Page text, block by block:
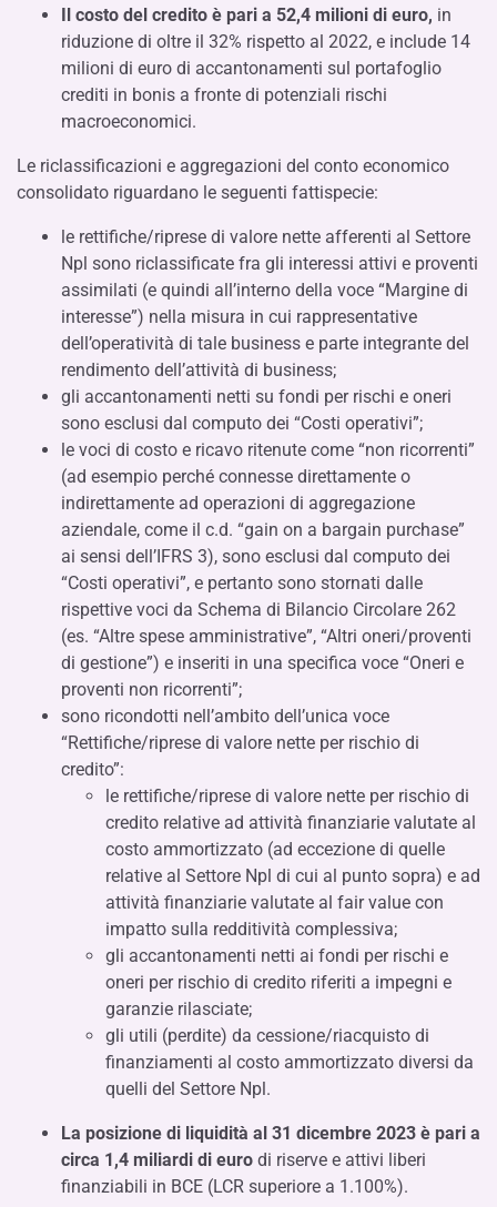
Il costo del credito è pari a 52,4 milioni di euro, in
riduzione di oltre il 32% rispetto al 2022, e include 14
milioni di euro di accantonamenti sul portafoglio
crediti in bonis a fronte di potenziali rischi
macroeconomici.
Le riclassificazioni e aggregazioni del conto economico
consolidato riguardano le seguenti fattispecie:
le rettifiche/riprese di valore nette afferenti al Settore
Npl sono riclassificate fra gli interessi attivi e proventi
assimilati (e quindi all’interno della voce “Margine di
interesse”) nella misura in cui rappresentative
dell’operatività di tale business e parte integrante del
rendimento dell’attività di business;
gli accantonamenti netti su fondi per rischi e oneri
sono esclusi dal computo dei “Costi operativi”;
le voci di costo e ricavo ritenute come “non ricorrenti”
(ad esempio perché connesse direttamente o
indirettamente ad operazioni di aggregazione
aziendale, come il c.d. “gain on a bargain purchase”
ai sensi dell’IFRS 3), sono esclusi dal computo dei
“Costi operativi”, e pertanto sono stornati dalle
rispettive voci da Schema di Bilancio Circolare 262
(es. “Altre spese amministrative”, “Altri oneri/proventi
di gestione”) e inseriti in una specifica voce “Oneri e
proventi non ricorrenti”;
sono ricondotti nell’ambito dell’unica voce
“Rettifiche/riprese di valore nette per rischio di
credito”:
le rettifiche/riprese di valore nette per rischio di
credito relative ad attività finanziarie valutate al
costo ammortizzato (ad eccezione di quelle
relative al Settore Npl di cui al punto sopra) e ad
attività finanziarie valutate al fair value con
impatto sulla redditività complessiva;
gli accantonamenti netti ai fondi per rischi e
oneri per rischio di credito riferiti a impegni e
garanzie rilasciate;
gli utili (perdite) da cessione/riacquisto di
finanziamenti al costo ammortizzato diversi da
quelli del Settore Npl.
La posizione di liquidità al 31 dicembre 2023 è pari a
circa 1,4 miliardi di euro di riserve e attivi liberi
finanziabili in BCE (LCR superiore a 1.100%).